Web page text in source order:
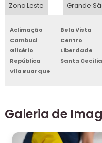
Zona Leste Grande
Aclimação Bela Vista
Cambuci
Centro
Glicério
Liberdade
República
Santa Cecília
Vila Buarque
Galeria de